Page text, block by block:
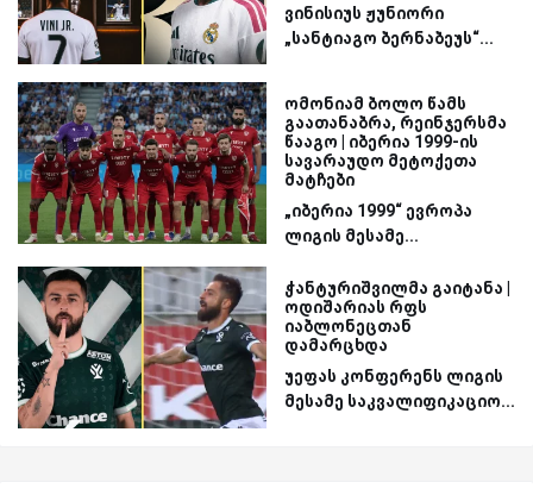
ვინისიუს ჟუნიორი
„სანტიაგო ბერნაბეუს“...
ომონიამ ბოლო წამს
გაათანაბრა, რეინჯერსმა
წააგო | იბერია 1999-ის
სავარაუდო მეტოქეთა
მატჩები
„იბერია 1999“ ევროპა
ლიგის მესამე...
ჭანტურიშვილმა გაიტანა |
ოდიშარიას რფს
იაბლონეცთან
დამარცხდა
უეფას კონფერენს ლიგის
მესამე საკვალიფიკაციო...